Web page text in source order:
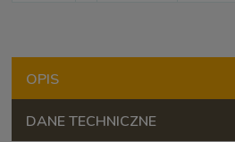
OPIS
DANE TECHNICZNE